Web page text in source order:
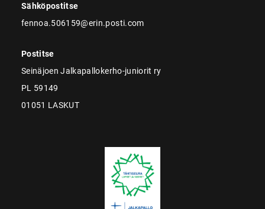
Sähköpostitse
fennoa.506159@erin.posti.com
Postitse
Seinäjoen Jalkapallokerho-juniorit ry
PL 59149
01051 LASKUT